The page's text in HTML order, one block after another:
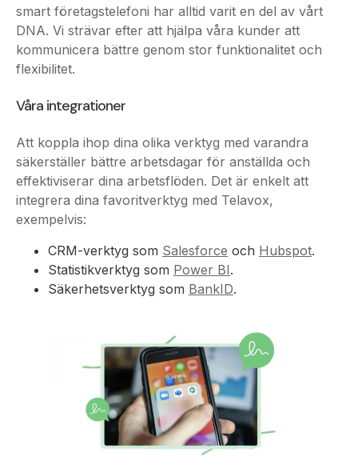
kommunicera bättre genom stor funktionalitet och
flexibilitet.
Våra integrationer
Att koppla ihop dina olika verktyg med varandra
effektiviserar dina arbetsflöden. Det är enkelt att
integrera dina favoritverktyg med Telavox,
exempelvis:
CRM-verktyg som Salesforce ochHubspot
Statistikverktyg som
Säkerhetsverktyg somBankID.